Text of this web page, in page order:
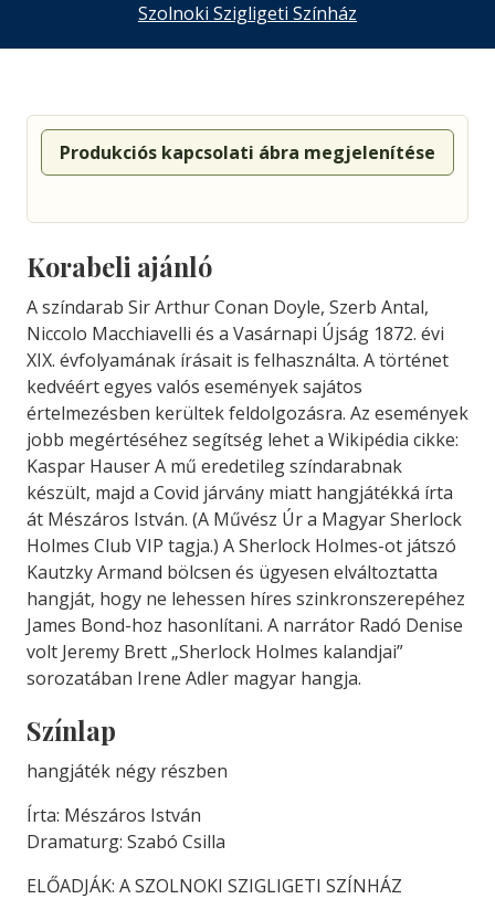
Szolnoki Szigligeti Színház
Produkciós kapcsolati ábra megjelenítése
Korabeli ajánló
A színdarab Sir Arthur Conan Doyle, Szerb Antal,
Niccolo Macchiavelli és a Vasárnapi Újság 1872. évi
XIX. évfolyamának írásait is felhasználta. A történet
kedvéért egyes valós események sajátos
értelmezésben kerültek feldolgozásra. Az események
jobb megértéséhez segítség lehet a Wikipédia cikke:
Kaspar Hauser A mű eredetileg színdarabnak
készült, majd a Covid járvány miatt hangjátékká írta
át Mészáros István. (A Művész Úr a Magyar Sherlock
Holmes Club VIP tagja.) A Sherlock Holmes-ot játszó
Kautzky Armand bölcsen és ügyesen elváltoztatta
hangját, hogy ne lehessen híres szinkronszerepéhez
James Bond-hoz hasonlítani. A narrátor Radó Denise
volt Jeremy Brett „Sherlock Holmes kalandjai”
sorozatában Irene Adler magyar hangja.
Színlap
hangjáték négy részben
Írta: Mészáros István
Dramaturg: Szabó Csilla
ELŐADJÁK: A SZOLNOKI SZIGLIGETI SZÍNHÁZ